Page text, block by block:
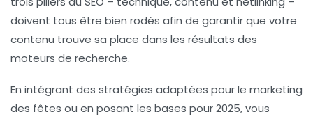
doivent tous être bien rodés afin de garantir que votre
contenu trouve sa place dans les résultats des
moteurs de recherche.
En intégrant des stratégies adaptées pour le marketing
des fêtes ou en posant les bases pour 2025, vous